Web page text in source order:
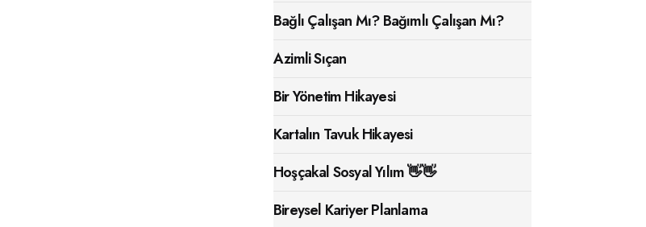
Bağlı Çalışan Mı? Bağımlı Çalışan Mı?
Azimli Sıçan
Bir Yönetim Hikayesi
Kartalın Tavuk Hikayesi
Hoşçakal Sosyal Yılım 👋👋
Bireysel Kariyer Planlama